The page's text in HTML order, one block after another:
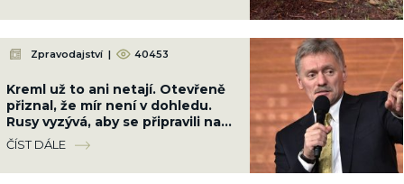
Zpravodajství | 40453
Kreml už to ani netají. Otevřeně
přiznal, že mír není v dohledu.
Rusy vyzývá, aby se připravili na
dlouhou válku
ČÍST DÁLE